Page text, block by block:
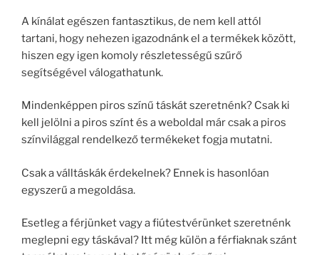
A kínálat egészen fantasztikus, de nem kell attól
tartani, hogy nehezen igazodnánk el a termékek között,
hiszen egy igen komoly részletességű szűrő
segítségével válogathatunk.
Mindenképpen piros színű táskát szeretnénk? Csak ki
kell jelölni a piros színt és a weboldal már csak a piros
színvilággal rendelkező termékeket fogja mutatni.
Csak a válltáskák érdekelnek? Ennek is hasonlóan
egyszerű a megoldása.
Esetleg a férjünket vagy a fiútestvérünket szeretnénk
meglepni egy táskával? Itt még külön a férfiaknak szánt